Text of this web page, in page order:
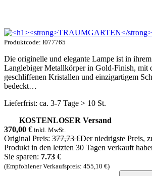
Produktcode: I077765
Die originelle und elegante Lampe ist in
Langlebiger Metallkörper in Gold-Finish, mit
geschliffenen Kristallen und einzigartigem
bedeckt…
Lieferfrist: ca. 3-7 Tage > 10 St.
KOSTENLOSER Versand
370,00 € inkl. MwSt.
Original Preis: 377,73 €Der niedrigste Preis,
Produkt in den letzten 30 Tagen verkauft
Sie sparen: 7.73 €
(Empfohlener Verkaufspreis: 455,10 €)